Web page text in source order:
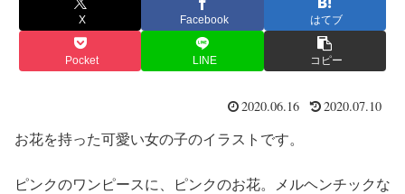
X Facebook はてブ
Pocket LINE コピー
2020.06.16 2020.07.10
お花を持った可愛い女の子のイラストです。
ピンクのワンピースに、ピンクのお花。メルヘンチックな